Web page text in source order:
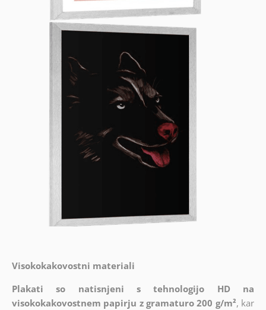
Visokokakovostni materiali
Plakati so natisnjeni s tehnologijo HD na
visokokakovostnem papirju z gramaturo 200 g/m², kar